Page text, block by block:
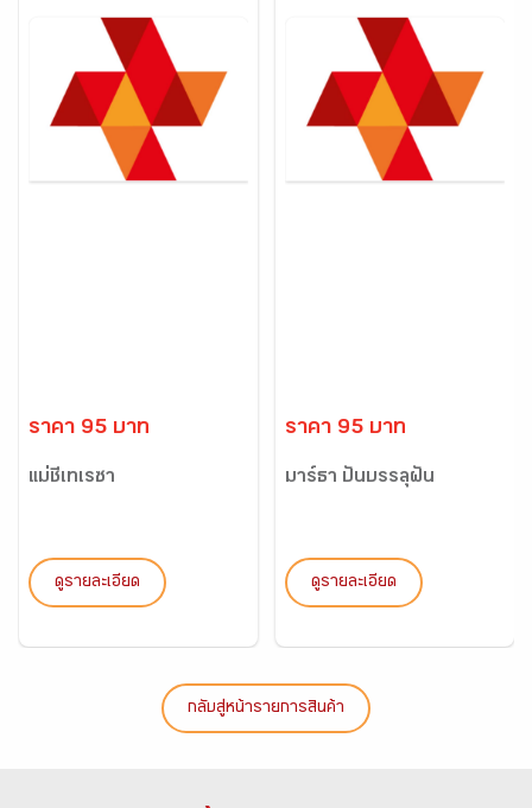
ราคา 95 บาท
แม่ชีเทเรซา
ดูรายละเอียด
ราคา 95 บาท
มาร์ธา ปั่นบรรลุฝัน
ดูรายละเอียด
กลับสู่หน้ารายการสินค้า